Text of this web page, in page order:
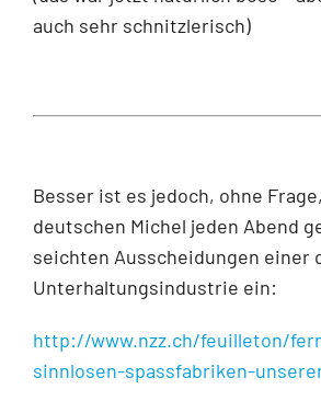
auch sehr schnitzlerisch)
Besser ist es jedoch, ohne
deutschen Michel jeden Abend
seichten Ausscheidungen einer
Unterhaltungsindustrie ein:
http://www.nzz.ch/feuilleton/
sinnlosen-spassfabriken-